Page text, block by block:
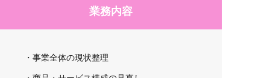
業務内容
・事業全体の現状整理